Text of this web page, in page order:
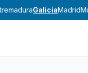
GaliciaMadrid